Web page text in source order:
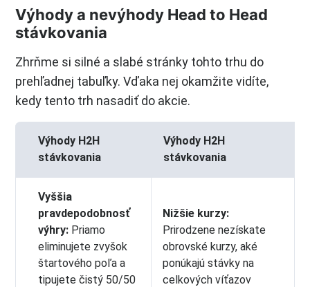
Výhody a nevýhody Head to Head
stávkovania
Zhrňme si silné a slabé stránky tohto trhu do
prehľadnej tabuľky. Vďaka nej okamžite vidíte,
kedy tento trh nasadiť do akcie.
Výhody H2H
stávkovania
Výhody H2H
stávkovania
Vyššia
pravdepodobnosť
výhry: Priamo
eliminujete zvyšok
štartového poľa a
tipujete čistý 50/50
Nižšie kurzy:
Prirodzene nezískate
obrovské kurzy, aké
ponúkajú stávky na
celkových víťazov